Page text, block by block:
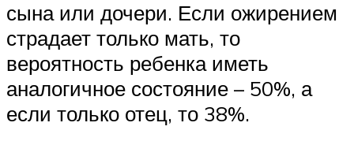
сына или дочери. Если ожирением
страдает только мать, то
вероятность ребенка иметь
аналогичное состояние – 50%, а
если только отец, то 38%.